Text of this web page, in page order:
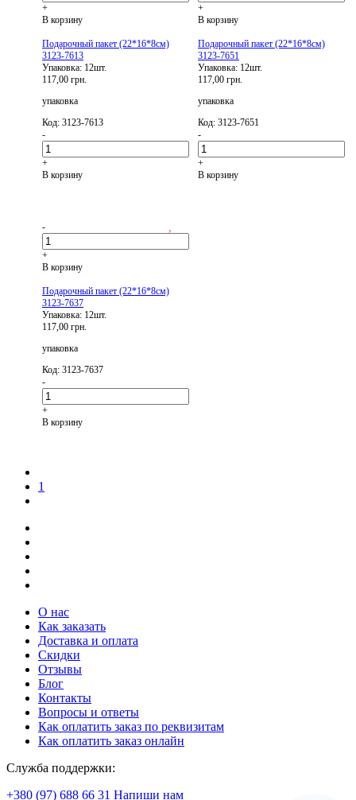
+
В корзину
Подарочный пакет (22*16*8см)
3123-7613
Упаковка: 12шт.
117,00 грн.
упаковка
Код: 3123-7613
-
+
В корзину
+
В корзину
Подарочный пакет (22*16*8см)
3123-7651
Упаковка: 12шт.
117,00 грн.
упаковка
Код: 3123-7651
-
+
В корзину
-
+
В корзину
Подарочный пакет (22*16*8см)
3123-7637
Упаковка: 12шт.
117,00 грн.
упаковка
Код: 3123-7637
-
+
В корзину
1
О нас
Как заказать
Доставка и оплата
Скидки
Отзывы
Блог
Контакты
Вопросы и ответы
Как оплатить заказ по реквизитам
Как оплатить заказ онлайн
Служба поддержки:
+380 (97) 688 66 31 Напиши нам